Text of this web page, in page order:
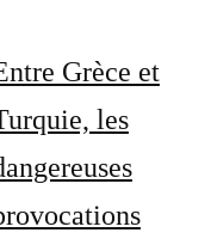
Grèce et
les